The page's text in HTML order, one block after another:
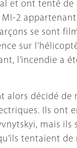
et ont tenté de
2 appartenant
se sont
sur
l’incendie a
alors décidé de
Ils ont
mais ils
tentaient